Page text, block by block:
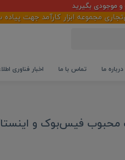
و موجودی بگیرید
ابزار کارآمد جهت پیاده
درباره ما تماس با ما اخبار فناوری
فیس‌بوک و